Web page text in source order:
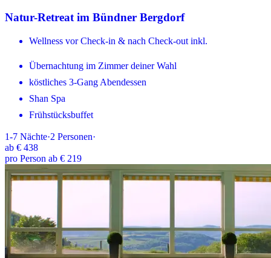
Natur-Retreat im Bündner Bergdorf
Wellness vor Check-in & nach Check-out inkl.
Übernachtung im Zimmer deiner Wahl
köstliches 3-Gang Abendessen
Shan Spa
Frühstücksbuffet
1-7 Nächte·2 Personen·
ab € 438
pro Person ab € 219